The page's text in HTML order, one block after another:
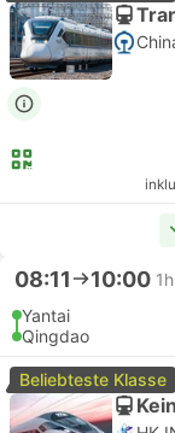
08:11 10:00
Yantai
Qingdao
Beliebteste Klasse